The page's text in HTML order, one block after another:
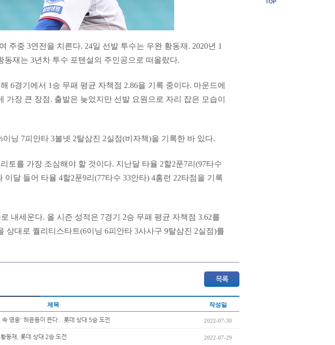
주중 3연전을 치른다. 24일 선발 투수는 우완 황동재. 2020년 1
동재는 3년차 투수 포텐설의 주인공으로 떠올랐다.
6경기에서 1승 무패 평균 자책점 2.86을 기록 중이다. 마운드에
가장 큰 장점. 출발은 늦었지만 선발 요원으로 자리 잡은 모습이
닝 7피안타 3볼넷 2탈삼진 2실점(비자책)을 기록한 바 있다.
토를 가장 조심해야 할 것이다. 지난달 타율 2할2푼7리(97타수
이달 들어 타율 4할2푼9리(77타수 33안타) 4홈런 22타점을 기록
내세운다. 올 시즌 성적은 7경기 2승 무패 평균 자책점 3.62를
상대로 퀄리티스타트(6이닝 6피안타 3사사구 9탈삼진 2실점)를
제목 작성일
영웅' 허윤동이 뜬다...롯데 상대 5승 도전 2022-07-30
동재, 롯데 상대 2승 도전 2022-07-29